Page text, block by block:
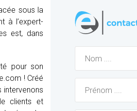
sous la
à l’expert-
est, dans
pour son
! Créé
intervenons
clients et